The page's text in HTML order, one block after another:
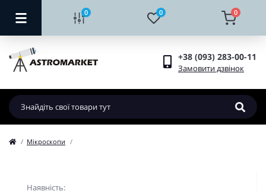
0 0 0
+38 (093) 283-00-11
Замовити дзвінок
Мікроскопи
Наявність: